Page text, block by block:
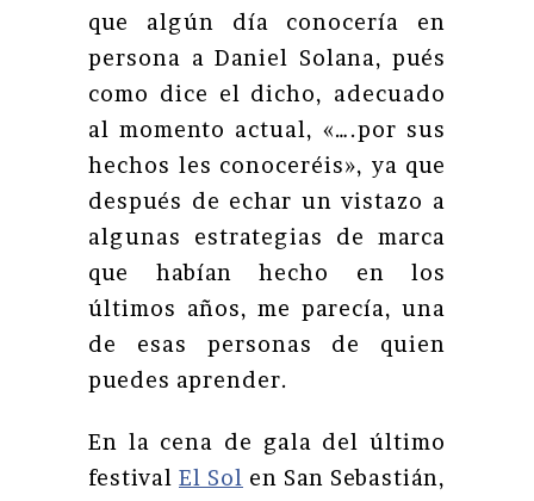
que algún día conocería en
persona a Daniel Solana, pués
como dice el dicho, adecuado
al momento actual, «….por sus
hechos les conoceréis», ya que
después de echar un vistazo a
algunas estrategias de marca
que habían hecho en los
últimos años, me parecía, una
de esas personas de quien
puedes aprender.
En la cena de gala del último
festival El Sol en San Sebastián,